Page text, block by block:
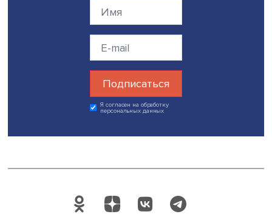
финансового рынка и его флагмана — Московской
создают новые вызовы для российской экономики.
использованием непривычного механизма
валютного курса. Усложнился доступ на российский
НРД) заблокированы, констатирует эксперт. Однако в
время любые ограничения и вызовы — это новые
возможности и перспективы для роста и
Поделиться